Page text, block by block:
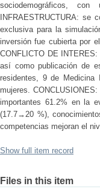
sociodemográficos,
INFRAESTRUCTURA:
exclusiva para la
inversión fue cubierta por
CONFLICTO DE
así como publicación de
residentes, 9 de
mujeres.
importantes 61.2% en la
(17.7→20 %),
competencias mejoran el
Show full item record
Files in this item